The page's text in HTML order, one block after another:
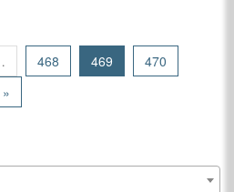
468 469
470